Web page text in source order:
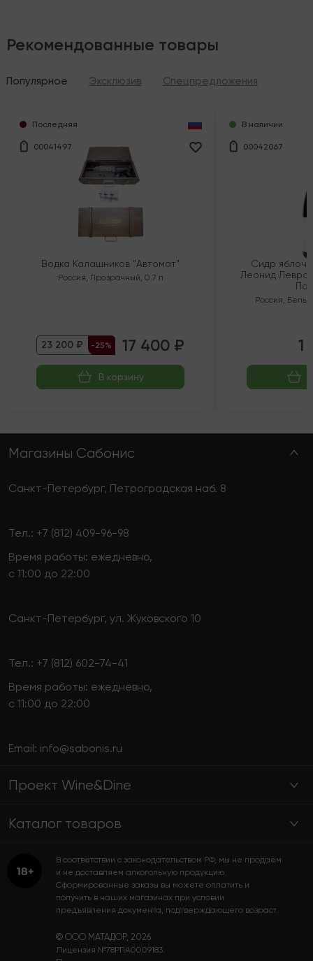
Рекомендованные товары
Популярное Эксклюзив Спецпредложения
Последняя
00041497
Водка Калашников "Автомат"
Россия, Прозрачный, 0.7 л
23 200 ₽ -25% 17 400 ₽
В корзину
В наличии
00042067
Сидр
Леонид
Россия, Белый
1
Магазины Сабонис
Санкт-Петербург, Петроградская наб. 8
Тел.: +7 (812) 409-96-98
Время работы: ежедневно,
с 11:00 до 22:00
Санкт-Петербург, ул. Жуковского 10
Тел.: +7 (812) 602-74-41
Время работы: ежедневно,
с 11:00 до 22:00
Email: info@sabonis.ru
Проект Wine&Dine
Каталог товаров
© ООО МАТАДОР, 2026
Лицензия №78РПА0009183.
В соответствии с законодательством РФ, мы не продаем
и не доставляем алкогольную продукцию.
Сформированные заказы вы можете оплатить и
получить в наших магазинах при условии
предъявления документа, подтверждающего возраст.